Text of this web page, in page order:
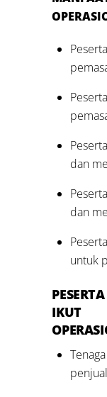
dan
dan
untuk
IKUT